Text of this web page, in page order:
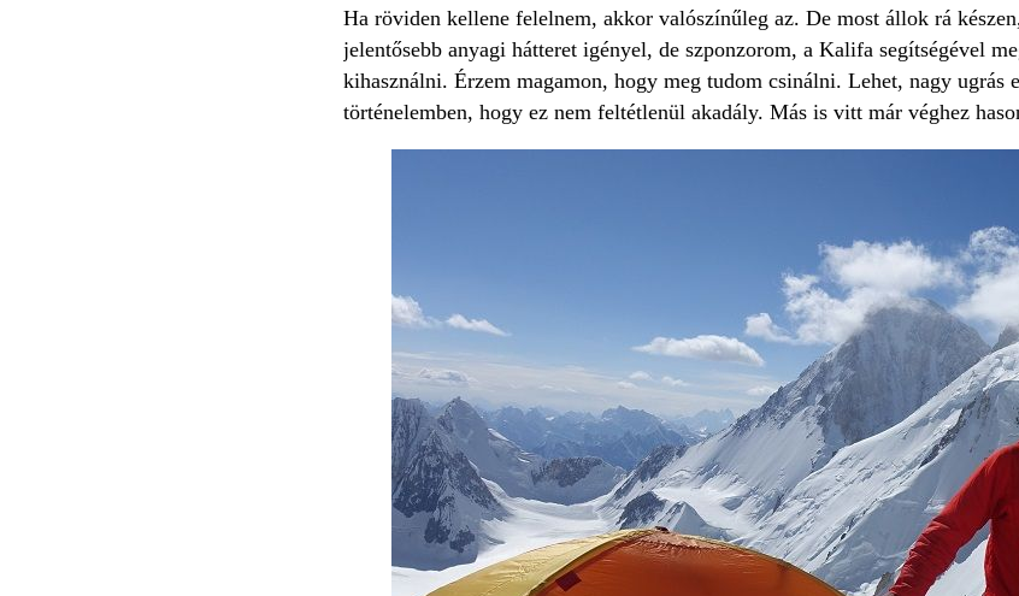
Ha röviden kellene felelnem, akkor valószínűleg az. De most állok rá
jelentősebb anyagi hátteret igényel, de szponzorom, a Kalifa segítségével
kihasználni. Érzem magamon, hogy meg tudom csinálni. Lehet, nagy ugrás
történelemben, hogy ez nem feltétlenül akadály. Más is vitt már véghez